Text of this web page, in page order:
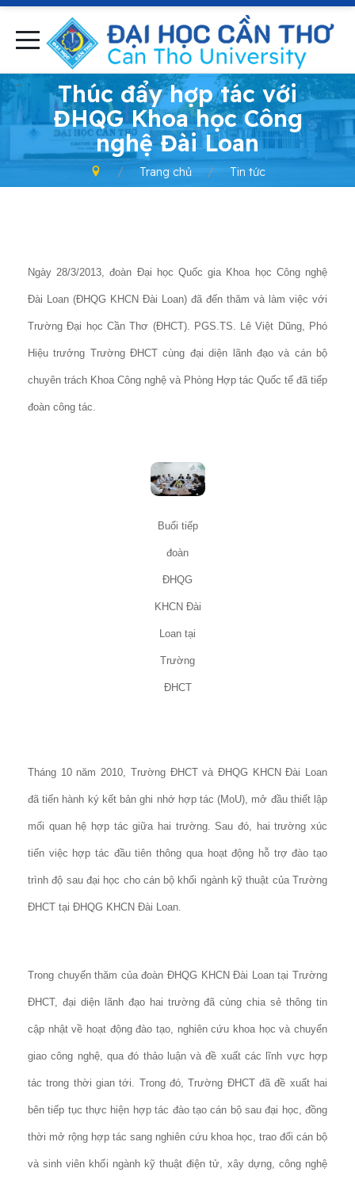
-
Thúc đẩy hợp tác với
ĐHQG Khoa học Công
nghệ Đài Loan
Trang chủ Tin tức
Ngày 28/3/2013, đoàn Đại học Quốc gia Khoa học Công nghệ
Đài Loan (ĐHQG KHCN Đài Loan) đã đến thăm và làm việc với
Trường Đại học Cần Thơ (ĐHCT). PGS.TS. Lê Việt Dũng, Phó
Hiệu trưởng Trường ĐHCT cùng đại diện lãnh đạo và cán bộ
chuyên trách Khoa Công nghệ và Phòng Hợp tác Quốc tế đã tiếp
đoàn công tác.
Buổi tiếp
đoàn
ĐHQG
KHCN Đài
Loan tại
Trường
ĐHCT
Tháng 10 năm 2010, Trường ĐHCT và ĐHQG KHCN Đài Loan
đã tiến hành ký kết bản ghi nhớ hợp tác (MoU), mở đầu thiết lập
mối quan hệ hợp tác giữa hai trường. Sau đó, hai trường xúc
tiến việc hợp tác đầu tiên thông qua hoạt động hỗ trợ đào tạo
trình độ sau đại học cho cán bộ khối ngành kỹ thuật của Trường
ĐHCT tại ĐHQG KHCN Đài Loan.
Trong chuyến thăm của đoàn ĐHQG KHCN Đài Loan tại Trường
ĐHCT, đại diện lãnh đạo hai trường đã cùng chia sẻ thông tin
cập nhật về hoạt động đào tạo, nghiên cứu khoa học và chuyển
giao công nghệ, qua đó thảo luận và đề xuất các lĩnh vực hợp
tác trong thời gian tới. Trong đó, Trường ĐHCT đã đề xuất hai
bên tiếp tục thực hiện hợp tác đào tạo cán bộ sau đại học, đồng
thời mở rộng hợp tác sang nghiên cứu khoa học, trao đổi cán bộ
và sinh viên khối ngành kỹ thuật điện tử, xây dựng, công nghệ